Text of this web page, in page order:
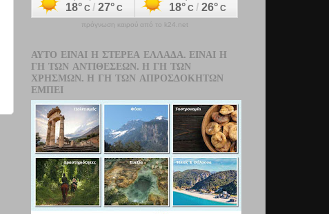
πρόγνωση καιρού από το k24.net
ΑΥΤΌ ΕΊΝΑΙ Η ΣΤΕΡΕΆ ΕΛΛΆΔΑ. ΕΊΝΑΙ Η
ΓΗ ΤΩΝ ΑΝΤΙΘΈΣΕΩΝ. Η ΓΗ ΤΩΝ
ΧΡΗΣΜΏΝ. Η ΓΗ ΤΩΝ ΑΠΡΟΣΔΌΚΗΤΩΝ
ΕΜΠΕΙ